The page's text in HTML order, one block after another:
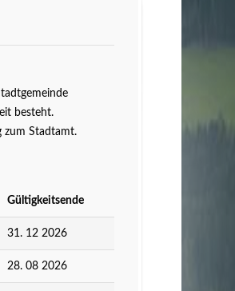
besteht.
zum Stadtamt.
Gültigkeitsende
31. 12 2026
28. 08 2026